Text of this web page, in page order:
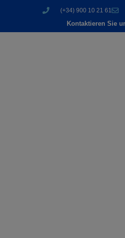
(+34) 900 10 21 61
Kontaktieren Sie